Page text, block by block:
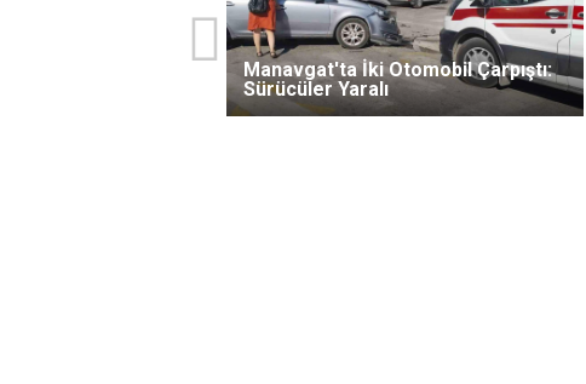
Manavgat'ta İki Otomobil Çarpıştı:
Sürücüler Yaralı